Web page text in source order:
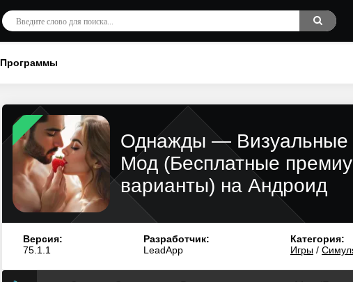
Программы
Однажды — Визуальные
Мод (Бесплатные
варианты) на Андроид
Версия:
75.1.1
Разработчик:
LeadApp
Категория:
Игры /